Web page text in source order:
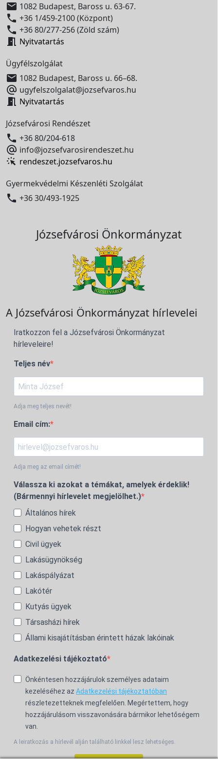
 1082 Budapest, Baross u. 63-67.
 +36 1/459-2100 (Központ)
 +36 80/277-256 (Zöld szám)
 Nyitvatartás
Ügyfélszolgálat
 1082 Budapest, Baross u. 66–68.
 ugyfelszolgalat@jozsefvaros.hu
 Nyitvatartás
Józsefvárosi Rendészet
 +36 80/204-618
 info@jozsefvarosirendeszet.hu
rendeszet.jozsefvaros.hu
Gyermekvédelmi Készenléti Szolgálat
 +36 30/493-1925
Józsefvárosi Önkormányzat
A Józsefvárosi Önkormányzat hírlevelei
Iratkozzon fel a Józsefvárosi Önkormányzat
hírleveleire!
Teljes név
Adja meg teljes nevét!
Email cím:
Adja meg az email címét!
Válassza ki azokat a témákat, amelyek érdeklik!
(Bármennyi hírlevelet megjelölhet.)
Általános hírek
Hogyan vehetek részt
Civil ügyek
Lakásügynökség
Lakáspályázat
Lakótér
Kutyás ügyek
Társasházi hírek
Állami kisajátításban érintett házak lakóinak
Adatkezelési tájékoztató
Önkéntesen hozzájárulok személyes adataim
kezeléséhez az Adatkezelési tájékoztatóban
részletezetteknek megfelelően. Megértettem, hogy
hozzájárulásom visszavonására bármikor lehetőségem
van.
A leiratkozás a hírlevél alján található linkkel lesz lehetséges.